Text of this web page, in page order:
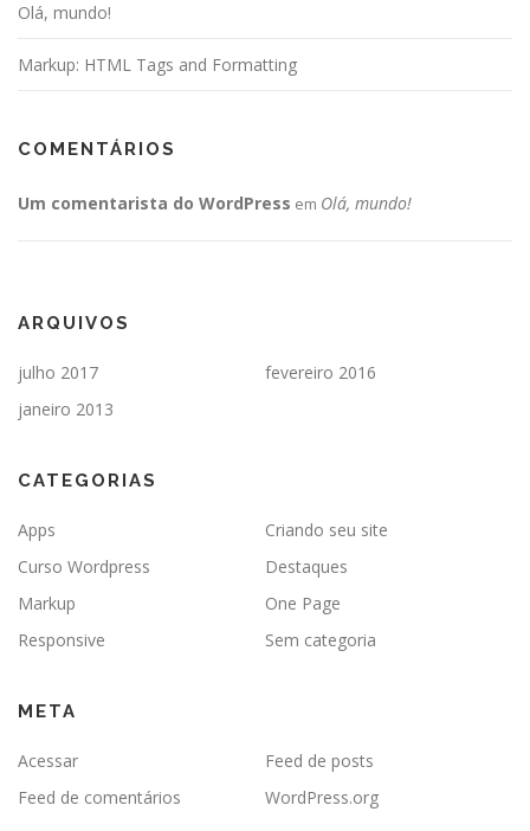
Olá, mundo!
Markup: HTML Tags and Formatting
COMENTÁRIOS
Um comentarista do WordPress em Olá, mundo!
ARQUIVOS
julho 2017
fevereiro 2016
janeiro 2013
CATEGORIAS
Apps
Criando seu site
Curso Wordpress
Destaques
Markup
One Page
Responsive
Sem categoria
META
Acessar
Feed de posts
Feed de comentários
WordPress.org